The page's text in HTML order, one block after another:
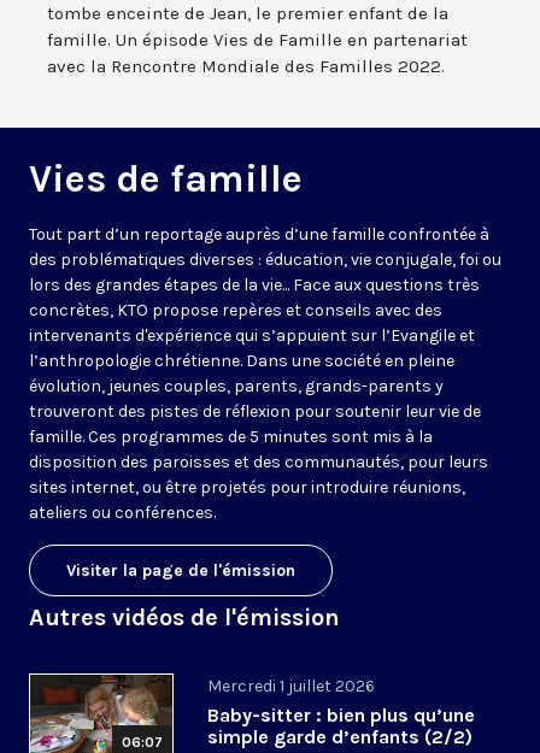
tombe enceinte de Jean, le premier enfant de la
famille. Un épisode Vies de Famille en partenariat
avec la Rencontre Mondiale des Familles 2022.
Vies de famille
Tout part d’un reportage auprès d’une famille confrontée à
des problématiques diverses : éducation, vie conjugale, foi ou
lors des grandes étapes de la vie... Face aux questions très
concrètes, KTO propose repères et conseils avec des
intervenants d'expérience qui s’appuient sur l’Evangile et
l’anthropologie chrétienne. Dans une société en pleine
évolution, jeunes couples, parents, grands-parents y
trouveront des pistes de réflexion pour soutenir leur vie de
famille. Ces programmes de 5 minutes sont mis à la
disposition des paroisses et des communautés, pour leurs
sites internet, ou être projetés pour introduire réunions,
ateliers ou conférences.
Visiter la page de l'émission
Autres vidéos de l'émission
06:07
Mercredi 1 juillet 2026
Baby-sitter : bien plus qu’une
simple garde d’enfants (2/2)